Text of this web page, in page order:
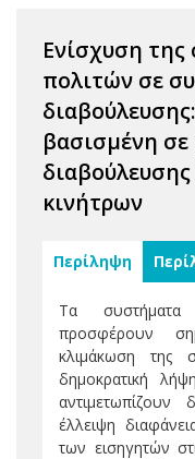
Ενίσχυση
πολιτών σε
βασισμένη
κινήτρων
Περίληψη
Τα συστήματα
προσφέρουν
κλιμάκωση της
δημοκρατική
αντιμετωπίζουν
έλλειψη
των εισηγητών